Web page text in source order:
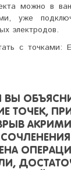
можно в
уже
электродов.
с точками:
ВЫ
ТОЧЕК,